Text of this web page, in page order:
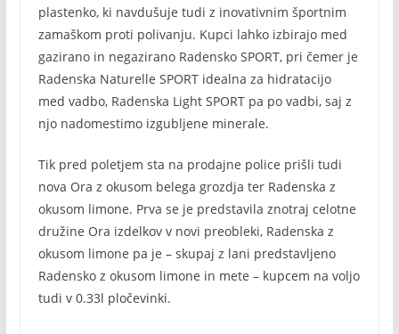
plastenko, ki navdušuje tudi z inovativnim športnim
zamaškom proti polivanju. Kupci lahko izbirajo med
gazirano in negazirano Radensko SPORT, pri čemer je
Radenska Naturelle SPORT idealna za hidratacijo
med vadbo, Radenska Light SPORT pa po vadbi, saj z
njo nadomestimo izgubljene minerale.
Tik pred poletjem sta na prodajne police prišli tudi
nova Ora z okusom belega grozdja ter Radenska z
okusom limone. Prva se je predstavila znotraj celotne
družine Ora izdelkov v novi preobleki, Radenska z
okusom limone pa je – skupaj z lani predstavljeno
Radensko z okusom limone in mete – kupcem na voljo
tudi v 0.33l pločevinki.